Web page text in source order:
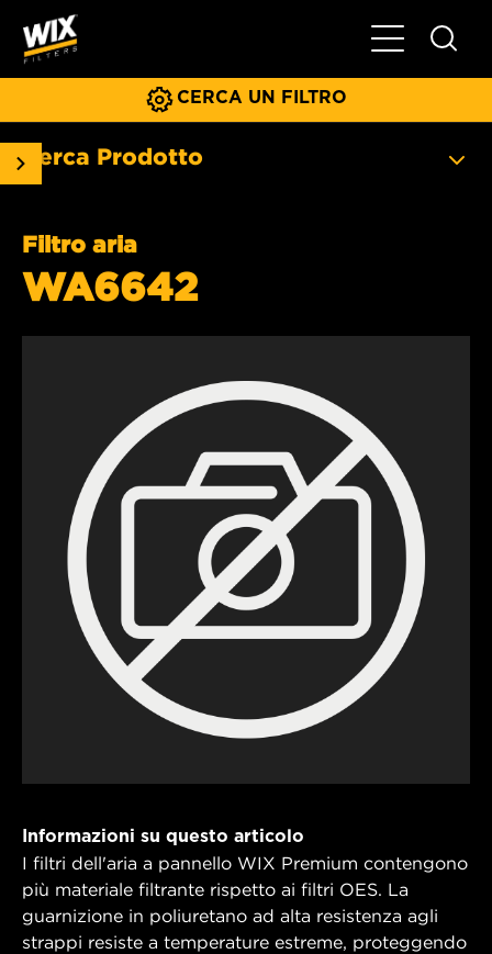
Menu
CERCA UN FILTRO
Cerca Prodotto
Filtro aria
WA6642
Informazioni su questo articolo
I filtri dell'aria a pannello WIX Premium contengono
più materiale filtrante rispetto ai filtri OES. La
guarnizione in poliuretano ad alta resistenza agli
strappi resiste a temperature estreme, proteggendo